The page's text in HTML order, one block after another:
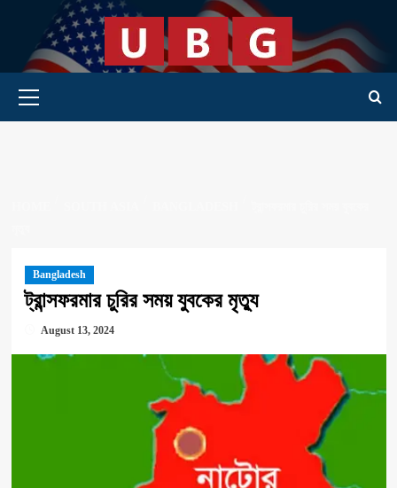
content
Primary Menu
Bangladesh
ট্রান্সফরমার চুরির সময় যুবকের মৃত্যু
August 13, 2024